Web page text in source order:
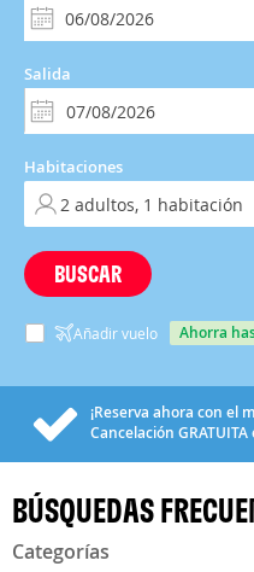
Salida
Habitaciones
BUSCAR
Añadir vuelo ahorra
¡Reserva ahora con el
Cancelación GRATUITA
BÚSQUEDAS
Categorías